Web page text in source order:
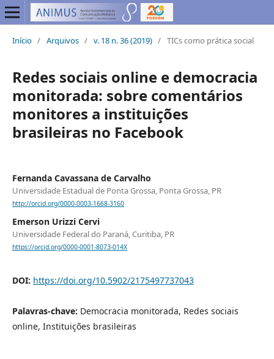
Início / Arquivos / v. 18 n. 36 (2019) / TICs como prática social
Redes sociais online e democracia
monitorada: sobre comentários
monitores a instituições
brasileiras no Facebook
Fernanda Cavassana de Carvalho
Universidade Estadual de Ponta Grossa, Ponta Grossa, PR
http://orcid.org/0000-0003-1668-3160
Emerson Urizzi Cervi
Universidade Federal do Paraná, Curitiba, PR
https://orcid.org/0000-0001-8073-014X
DOI: https://doi.org/10.5902/2175497737043
Palavras-chave: Democracia monitorada, Redes sociais
online, Instituições brasileiras